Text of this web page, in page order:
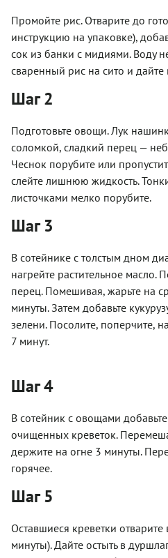
Промойте рис. Отварите до
инструкцию на упаковке),
сок из банки с мидиями. Воду
сваренный рис на сито и дайте
Шаг 2
Подготовьте овощи. Лук
соломкой, сладкий перец —
Чеснок порубите или
слейте лишнюю жидкость.
листочками мелко порубите.
Шаг 3
В сотейнике с толстым дном
нагрейте растительное масло.
перец. Помешивая, жарьте на
минуты. Затем добавьте
зелени. Посолите, поперчите,
7 минут.
Шаг 4
В сотейник с овощами
очищенных креветок.
держите на огне 3 минуты.
горячее.
Шаг 5
Оставшиеся креветки
минуты). Дайте остыть в